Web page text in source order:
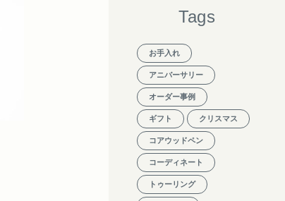
Tags
お手入れ
アニバーサリー
オーダー事例
ギフト クリスマス
コアウッドペン
コーディネート
トゥーリング